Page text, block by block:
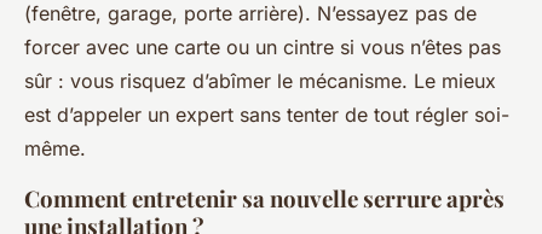
(fenêtre, garage, porte arrière). N’essayez pas de
forcer avec une carte ou un cintre si vous n’êtes pas
sûr : vous risquez d’abîmer le mécanisme. Le mieux
est d’appeler un expert sans tenter de tout régler soi-
même.
Comment entretenir sa nouvelle serrure après
une installation ?